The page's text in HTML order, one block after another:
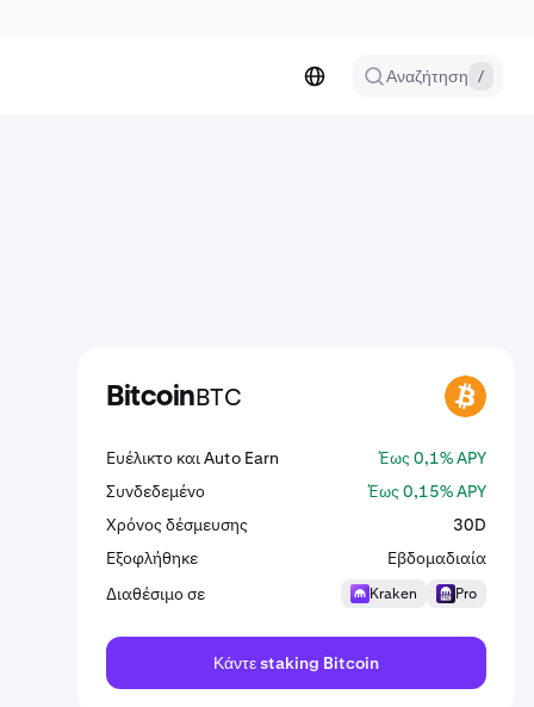
Αναζήτηση /
BitcoinBTC BTC
Ευέλικτο και Auto Earn
Έως 0,1% APY
Συνδεδεμένο
Έως0,15%APY
Χρόνος δέσμευσης
30D
Εξοφλήθηκε
Εβδομαδιαία
Διαθέσιμο σε
Kraken Pro
Κάντε staking Bitcoin